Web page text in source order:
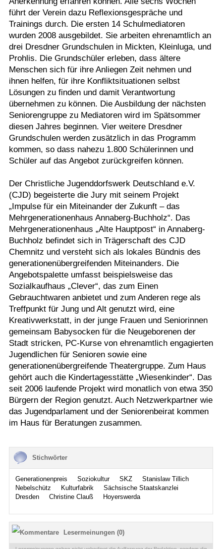
führt der Verein dazu Reflexionsgespräche und
Trainings durch. Die ersten 14 Schulmediatoren
wurden 2008 ausgebildet. Sie arbeiten ehrenamtlich an
drei Dresdner Grundschulen in Mickten, Kleinluga, und
Prohlis. Die Grundschüler erleben, dass ältere
Menschen sich für ihre Anliegen Zeit nehmen und
ihnen helfen, für ihre Konfliktsituationen selbst
Lösungen zu finden und damit Verantwortung
übernehmen zu können. Die Ausbildung der nächsten
Seniorengruppe zu Mediatoren wird im Spätsommer
diesen Jahres beginnen. Vier weitere Dresdner
Grundschulen werden zusätzlich in das Programm
kommen, so dass nahezu 1.800 Schülerinnen und
Schüler auf das Angebot zurückgreifen können.
Der Christliche Jugenddorfswerk Deutschland e.V.
(CJD) begeisterte die Jury mit seinem Projekt
„Impulse für ein Miteinander der Zukunft – das
Mehrgenerationenhaus Annaberg-Buchholz“. Das
Mehrgenerationenhaus „Alte Hauptpost“ in Annaberg-
Buchholz befindet sich in Trägerschaft des CJD
Chemnitz und versteht sich als lokales Bündnis des
generationenübergreifenden Miteinanders. Die
Angebotspalette umfasst beispielsweise das
Sozialkaufhaus „Clever“, das zum Einen
Gebrauchtwaren anbietet und zum Anderen rege als
Treffpunkt für Jung und Alt genutzt wird, eine
Kreativwerkstatt, in der junge Frauen und Seniorinnen
gemeinsam Babysocken für die Neugeborenen der
Stadt stricken, PC-Kurse von ehrenamtlich engagierten
Jugendlichen für Senioren sowie eine
generationenübergreifende Theatergruppe. Zum Haus
gehört auch die Kindertagesstätte „Wiesenkinder“. Das
seit 2006 laufende Projekt wird monatlich von etwa 350
Bürgern der Region genutzt. Auch Netzwerkpartner wie
das Jugendparlament und der Seniorenbeirat kommen
im Haus für Beratungen zusammen.
Stichwörter
Generationenpreis Soziokultur SKZ
Stanislaw Tillich
Nebelschütz
Kulturfabrik
Sächsische Staatskanzlei
Dresden
Christine Clauß Hoyerswerda
Lesermeinungen (0)